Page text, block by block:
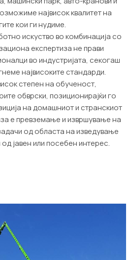
највисок квалитет на
кои ги нудиме.
искуство во комбинација со
експертиза не прави
во индустријата, секогаш
највисоките стандарди.
степен на обученост,
обврски, позиционирајќи го
на домашниот и странскиот
е превземање и извршување на
од областа на изведување
јавен или посебен интерес.